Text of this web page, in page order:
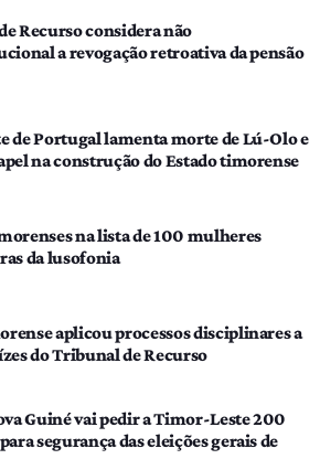
Recurso considera não
a revogação retroativa da pensão
de Portugal lamenta morte de Lú-Olo e
na construção do Estado timorense
na lista de 100 mulheres
da lusofonia
aplicou processos disciplinares a
do Tribunal de Recurso
Guiné vai pedir a Timor-Leste 200
segurança das eleições gerais de